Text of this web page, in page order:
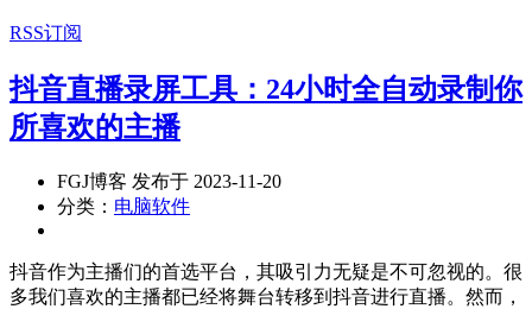
RSS订阅
抖音直播录屏工具：24小时全自动录制你
所喜欢的主播
FGJ博客 发布于 2023-11-20
分类： 电脑软件
抖音作为主播们的首选平台，其吸引力无疑是不可忽视的。很
多我们喜欢的主播都已经将舞台转移到抖音进行直播。然而，